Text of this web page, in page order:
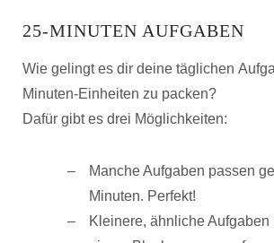
25-MINUTEN AUFGABEN
Wie gelingt es dir deine täglichen
Minuten-Einheiten zu packen?
Dafür gibt es drei Möglichkeiten:
Manche Aufgaben passen
Minuten. Perfekt!
Kleinere, ähnliche Aufgaben